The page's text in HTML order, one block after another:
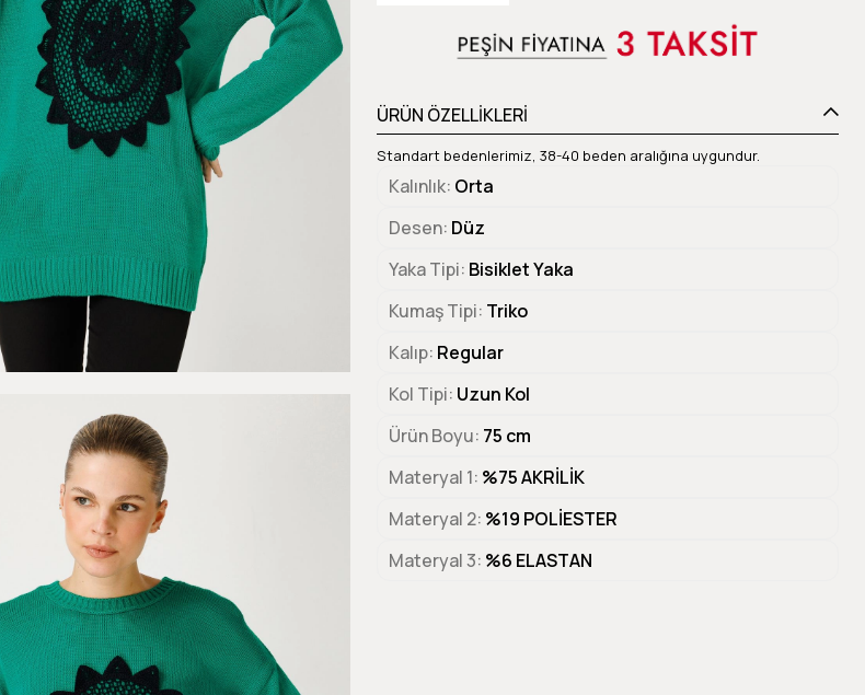
ÜRÜN ÖZELLİKLERİ
Standart bedenlerimiz, 38-40 beden aralığına uygundur.
Kalınlık Orta
Desen Düz
Yaka Tipi Bisiklet Yaka
Kumaş Tipi Triko
Kalıp Regular
Kol Tipi Uzun Kol
Ürün Boyu 75 cm
Materyal 1 %75 AKRİLİK
Materyal 2 %19 POLİESTER
Materyal 3 %6 ELASTAN